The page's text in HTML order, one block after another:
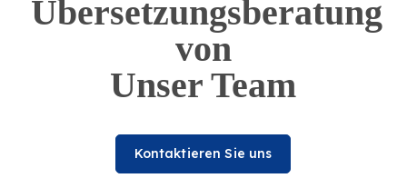
Übersetzungsberatung
von
Unser Team
Kontaktieren Sie uns